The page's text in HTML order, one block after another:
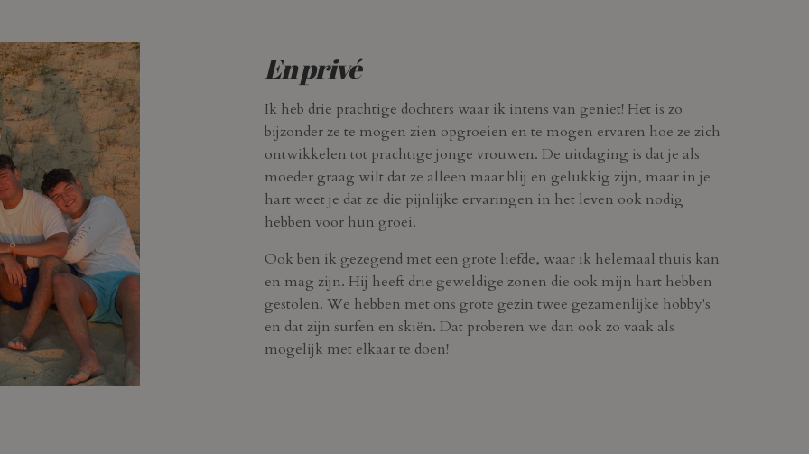
En privé
Ik heb drie prachtige dochters waar ik intens van geniet! Het is zo
bijzonder ze te mogen zien opgroeien en te mogen ervaren hoe ze zich
ontwikkelen tot prachtige jonge vrouwen. De uitdaging is dat je als
moeder graag wilt dat ze alleen maar blij en gelukkig zijn, maar in je
hart weet je dat ze die pijnlijke ervaringen in het leven ook nodig
hebben voor hun groei.
Ook ben ik gezegend met een grote liefde, waar ik helemaal thuis kan
en mag zijn. Hij heeft drie geweldige zonen die ook mijn hart hebben
gestolen. We hebben met ons grote gezin twee gezamenlijke hobby's
en dat zijn surfen en skiën. Dat proberen we dan ook zo vaak als
mogelijk met elkaar te doen!